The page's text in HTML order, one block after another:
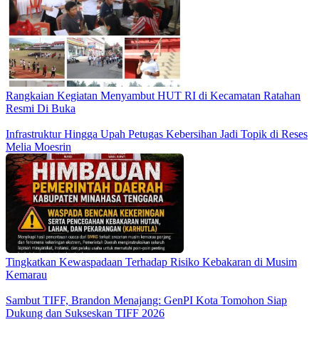
Rangkaian Kegiatan Menyambut HUT RI di Kecamatan Ratahan
Resmi Di Buka
Infrastruktur Hingga Upah Petugas Kebersihan Jadi Topik di Reses
Melia Moesrin
Tingkatkan Kewaspadaan Terhadap Risiko Kebakaran di Musim
Kemarau
Sambut TIFF, Brandon Menajang: ​GenPI Kota Tomohon Siap
Dukung dan Sukseskan TIFF 2026